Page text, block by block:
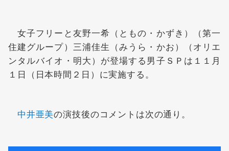
女子フリーと友野一希 （ともの・かずき）（第一
住建グループ） 三浦佳生 （みうら・かお）（オリエ
ンタルバイオ・明大）が登場する男子ＳＰは１１月
１日（日本時間２日）に実施する。
中井亜美の演技後のコメントは次の通り。